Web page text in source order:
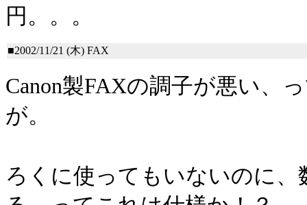
円。。。
■2002/11/21 (木) FAX
Canon製FAXの調子が悪い、
が。
ろくに使ってもいないのに